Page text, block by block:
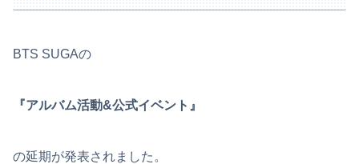
BTS SUGAの
『アルバム活動&公式イベント』
の延期が発表されました。